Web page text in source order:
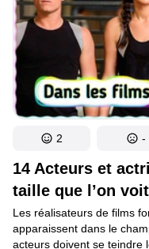
14 Acteurs et
taille que l’on
Les réalisateurs de films
apparaissent dans le
acteurs doivent se teindre
2 -